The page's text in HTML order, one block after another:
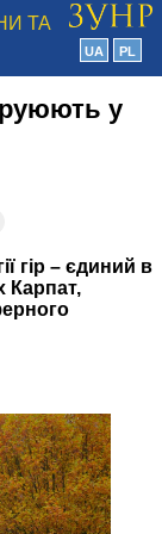
ТА
UA PL
у
гір – єдиний в
Карпат,